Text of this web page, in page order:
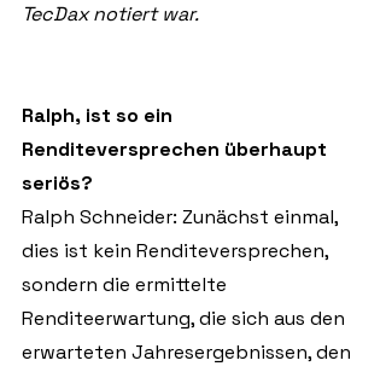
TecDax notiert war.
Ralph, ist so ein
Renditeversprechen überhaupt
seriös?
Ralph Schneider: Zunächst einmal,
dies ist kein Renditeversprechen,
sondern die ermittelte
Renditeerwartung, die sich aus den
erwarteten Jahresergebnissen, den